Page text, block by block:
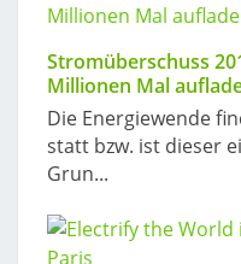
Stromüberschuss
Millionen Mal
Die Energiewende
statt bzw. ist dieser
Grun...